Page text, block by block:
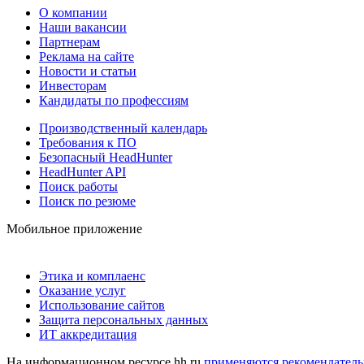
О компании
Наши вакансии
Партнерам
Реклама на сайте
Новости и статьи
Инвесторам
Кандидаты по профессиям
Производственный календарь
Требования к ПО
Безопасный HeadHunter
HeadHunter API
Поиск работы
Поиск по резюме
Мобильное приложение
Этика и комплаенс
Оказание услуг
Использование сайтов
Защита персональных данных
ИТ аккредитация